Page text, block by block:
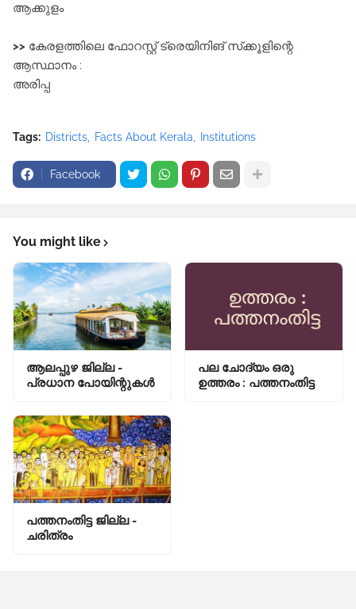
ആക്കുളം
>> കേരളത്തിലെ ഫോറസ്റ്റ്‌ ട്രെയിനിങ്‌ സ്‌ക്കൂളിന്റെ
ആസ്ഥാനം :
അരിപ്പ
Tags: Districts Facts About Kerala Institutions
Facebook
You might like
ആലപ്പുഴ ജില്ല -
പ്രധാന പോയിന്റുകൾ
പല ചോദ്യം ഒരു
ഉത്തരം : പത്തനംതിട്ട
പത്തനംതിട്ട ജില്ല -
ചരിത്രം